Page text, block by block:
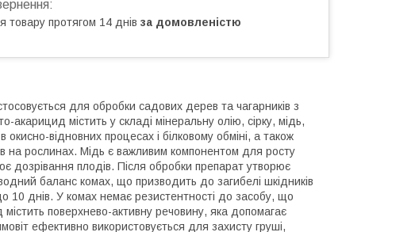
товару протягом 14 днів за домовленістю
для обробки садових дерев та чагарників з
містить у складі мінеральну олію, сірку, мідь,
відновних процесах і білковому обміні, а також
на рослинах. Мідь є важливим компонентом для росту
дозрівання плодів. Після обробки препарат утворює
баланс комах, що призводить до загибелі шкідників
10 днів. У комах немає резистентності до засобу, що
поверхнево-активну речовину, яка допомагає
ефективно використовується для захисту груші,